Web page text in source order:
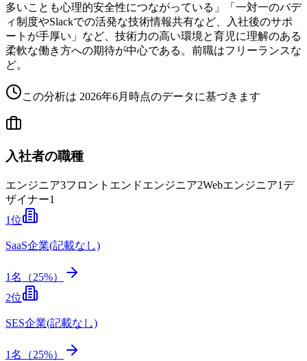
多いことも心理的安全性につながっている」「一対一のバデ
ィ制度やSlackでの活発な技術情報共有など、入社後のサポ
ートが手厚い」など、技術力の高い環境と育児に理解のある
柔軟な働き方への期待が中心である。前職はフリーランスな
ど。
この分析は 2026年6月 時点のデータに基づきます
入社者の職種
エンジニア3フロントエンドエンジニア2Webエンジニア1 デ
ザイナー1
1位
SaaS企業(記載なし)
1名（25%）
2位
SES企業(記載なし)
1名（25%）